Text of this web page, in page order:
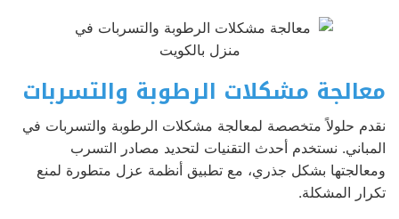
معالجة مشكلات الرطوبة والتسربات
نقدم حلولاً متخصصة لمعالجة مشكلات الرطوبة والتسربات في
المباني. نستخدم أحدث التقنيات لتحديد مصادر التسرب
ومعالجتها بشكل جذري، مع تطبيق أنظمة عزل متطورة لمنع
تكرار المشكلة.